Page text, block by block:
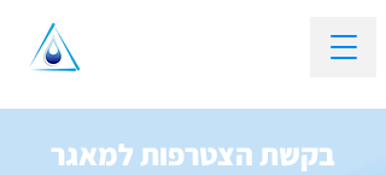
בקשת הצטרפות למאגר